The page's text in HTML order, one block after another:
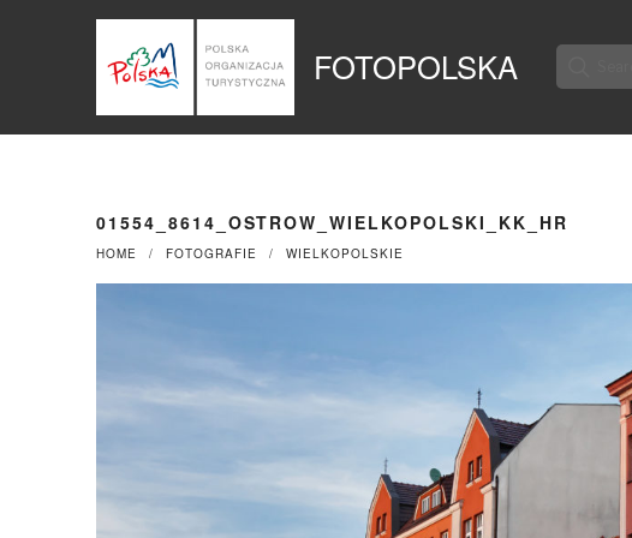
FOTOPOLSKA
Search
for:
01554_8614_OSTROW_WIELKOPOLSKI_KK_HR
HOME FOTOGRAFIE WIELKOPOLSKIE
Panel zarządzania plikami cookies